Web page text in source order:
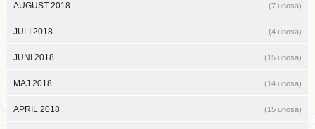
AUGUST 2018 (7 unosa)
JULI 2018 (4 unosa)
JUNI 2018 (15 unosa)
MAJ 2018 (14 unosa)
APRIL 2018 (15 unosa)